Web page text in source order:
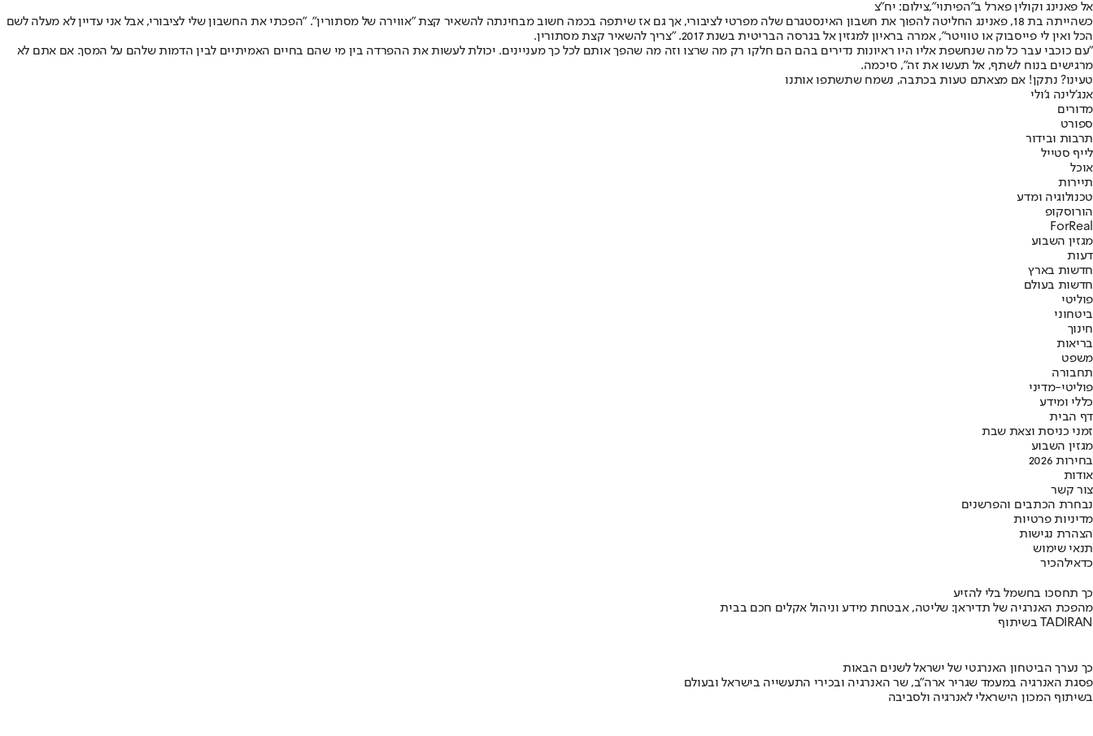
אל פאנינג וקולין פארל ב"הפיתוי",צילום: יח"צ
כשהייתה בת 18, פאנינג החליטה להפוך את חשבון האינסטגרם שלה מפרטי לציבורי, אך גם אז שיתפה בכמה חשוב מבחינתה להשאיר קצת "אווירה של מסתורין". "הפכתי את החשבון שלי לציבורי, אבל אני עדיין לא מעלה לשם
הכל ואין לי פייסבוק או טוויטר", אמרה בראיון למגזין אל בגרסה הבריטית בשנת 2017. "צריך להשאיר קצת מסתורין.
"עם כוכבי עבר כל מה שנחשפת אליו היו ראיונות נדירים בהם הם חלקו רק מה שרצו וזה מה שהפך אותם לכל כך מעניינים. יכולת לעשות את ההפרדה בין מי שהם בחיים האמיתיים לבין הדמות שלהם על המסך. אם אתם לא
מרגישים בנוח לשתף, אל תעשו את זה", סיכמה.
טעינו? נתקן! אם מצאתם טעות בכתבה, נשמח שתשתפו אותנו
אנג'לינה ג'ולי
מדורים
ספורט
תרבות ובידור
לייף סטייל
אוכל
תיירות
טכנולוגיה ומדע
הורוסקופ
ForReal
מגזין השבוע
דעות
חדשות בארץ
חדשות בעולם
פוליטי
ביטחוני
חינוך
בריאות
משפט
תחבורה
פוליטי-מדיני
כללי ומידע
דף הבית
זמני כניסת וצאת שבת
מגזין השבוע
בחירות 2026
אודות
צור קשר
נבחרת הכתבים והפרשנים
מדיניות פרטיות
הצהרת נגישות
תנאי שימוש
כדאילהכיר
כך תחסכו בחשמל בלי להזיע
מהפכת האנרגיה של תדיראן: שליטה, אבטחת מידע וניהול אקלים חכם בבית
בשיתוף TADIRAN
כך נערך הביטחון האנרגטי של ישראל לשנים הבאות
פסגת האנרגיה במעמד שגריר ארה"ב, שר האנרגיה ובכירי התעשייה בישראל ובעולם
בשיתוף המכון הישראלי לאנרגיה ולסביבה